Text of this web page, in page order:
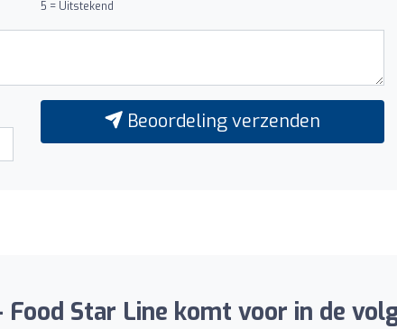
5 = Uitstekend
Beoordeling verzenden
Star Line komt voor in de